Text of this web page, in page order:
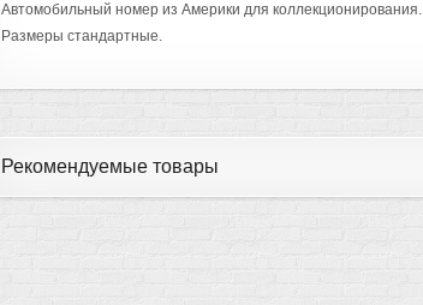
Автомобильный номер из Америки для коллекционирования.
Размеры стандартные.
Рекомендуемые товары